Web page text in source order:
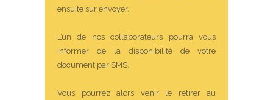
ensuite sur envoyer.
L’un de nos collaborateurs pourra vous
informer de la disponibilité de votre
document par SMS.
Vous pourrez alors venir le retirer au